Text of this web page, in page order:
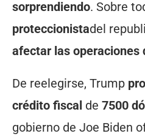
sorprendiendo. Sobre
proteccionistadel
afectar las operaciones
De reelegirse, Trump
crédito fiscal de 7500
gobierno de Joe Biden